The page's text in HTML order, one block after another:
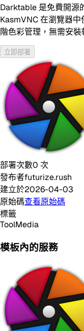
Darktable 是免費開源
KasmVNC 在瀏覽器
階色彩管理，無需安裝
立即部署
部署次數0 次
發布者futurize.rush
建立於2026-04-03
原始碼查看原始碼
標籤
ToolMedia
模板內的服務